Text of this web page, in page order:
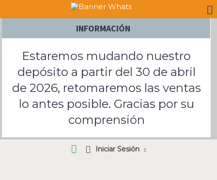
INFORMACIÓN
Estaremos mudando nuestro
depósito a partir del 30 de abril
de 2026, retomaremos las ventas
lo antes posible. Gracias por su
comprensión
Iniciar Sesión